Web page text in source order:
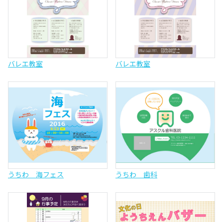
バレエ教室 バレエ教室
うちわ 海フェス うちわ 歯科